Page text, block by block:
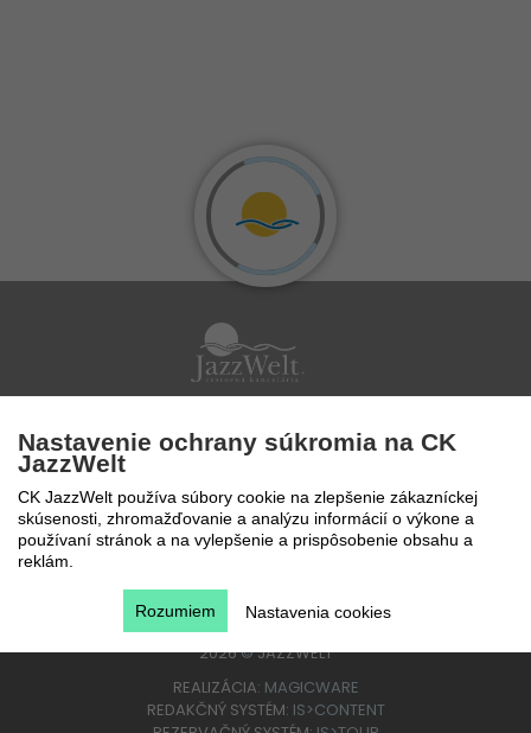
Po - Pi 9 - 17 hod
0850 777 888
2026©JAZZWELT
REALIZÁCIA: MAGICWARE
REDAKČNÝ SYSTÉM: IS>CONTENT
Nastavenie ochrany súkromia na CK
JazzWelt
CK JazzWelt používa súbory cookie na zlepšenie zákazníckej
skúsenosti, zhromažďovanie a analýzu informácií o výkone a
používaní stránok a na vylepšenie a prispôsobenie obsahu a
reklám.
Nastavenia cookies
Rozumiem